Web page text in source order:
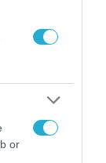
or
την